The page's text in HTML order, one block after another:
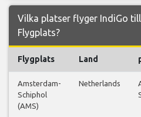
Vilka platser flyger IndiGo
Flygplats?
Flygplats Land
Amsterdam-
Schiphol
(AMS)
Netherlands